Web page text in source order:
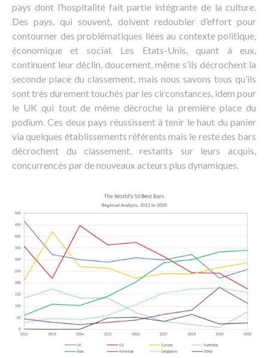
pays dont l’hospitalité fait partie intégrante de la culture.
Des pays, qui souvent, doivent redoubler d’effort pour
contourner des problématiques liées au contexte politique,
économique et social. Les Etats-Unis, quant à eux,
continuent leur déclin, doucement, même s’ils décrochent la
seconde place du classement, mais nous savons tous qu’ils
sont très durement touchés par les circonstances, idem pour
le UK qui tout de même décroche la première place du
podium. Ces deux pays réussissent à tenir le haut du panier
via quelques établissements référents mais le reste des bars
décrochent du classement, restants sur leurs acquis,
concurrencés par de nouveaux acteurs plus dynamiques.